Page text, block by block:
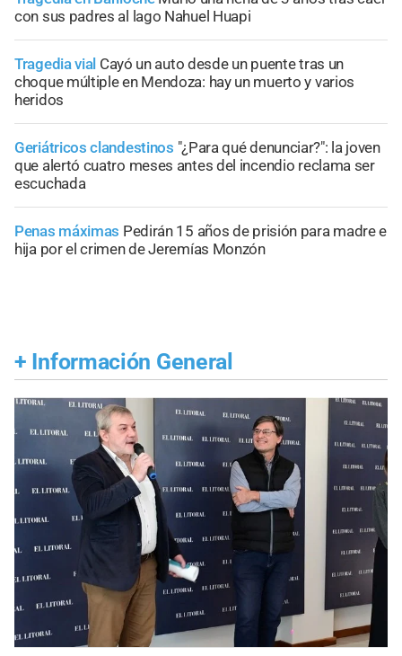
con sus padres al lago Nahuel Huapi
Tragedia vial Cayó un auto desde un puente tras un
choque múltiple en Mendoza: hay un muerto y varios
heridos
Geriátricos clandestinos "¿Para qué denunciar?": la joven
que alertó cuatro meses antes del incendio reclama ser
escuchada
Penas máximas Pedirán 15 años de prisión para madre e
hija por el crimen de Jeremías Monzón
+ Información General